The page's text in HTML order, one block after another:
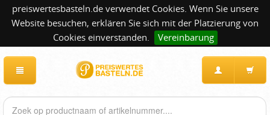
preiswertesbasteln.de verwendet Cookies. Wenn Sie unsere
Website besuchen, erklären Sie sich mit der Platzierung von
Cookies einverstanden.
Vereinbarung